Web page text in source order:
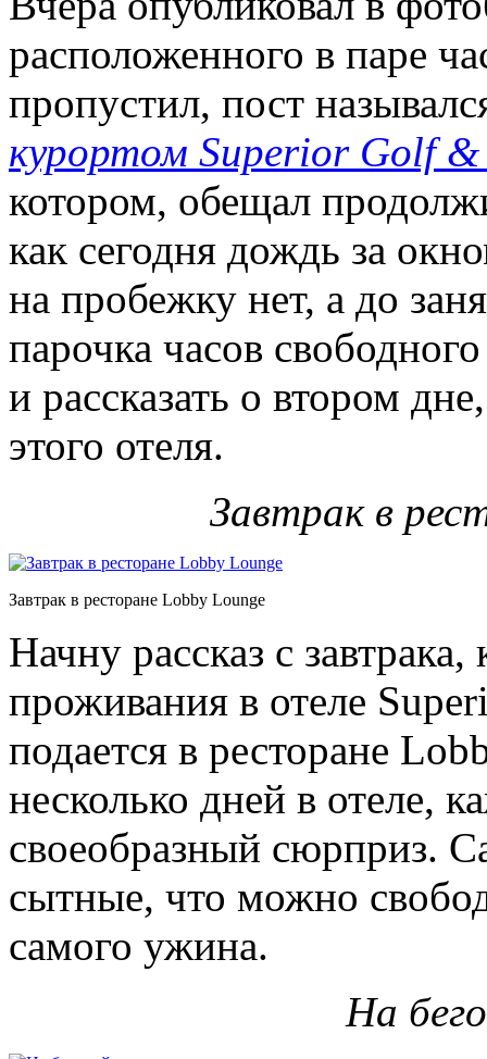
расположенного в паре
пропустил, пост
курортом Superior Golf &
котором, обещал
как сегодня дождь за
на пробежку нет, а до
парочка часов
и рассказать о втором
этого отеля.
Завтрак в
Завтрак в ресторане Lobby Lounge
Начну рассказ с
проживания в отеле
подается в ресторане
несколько дней в отеле,
своеобразный сюрприз.
сытные, что можно
самого ужина.
На